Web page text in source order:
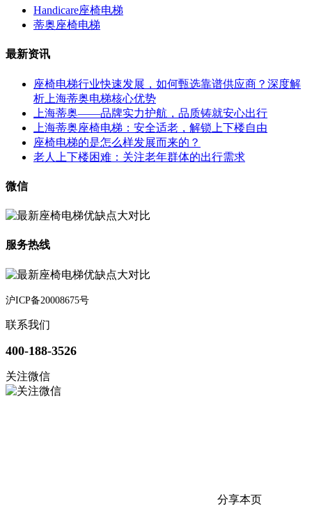
Handicare座椅电梯
蒂奥座椅电梯
最新资讯
座椅电梯行业快速发展，如何甄选靠谱供应商？深度解
析上海蒂奥电梯核心优势
上海蒂奥——品牌实力护航，品质铸就安心出行
上海蒂奥座椅电梯：安全适老，解锁上下楼自由
座椅电梯的是怎么样发展而来的？
老人上下楼困难：关注老年群体的出行需求
微信
服务热线
沪ICP备20008675号
联系我们
400-188-3526
关注微信
分享本页